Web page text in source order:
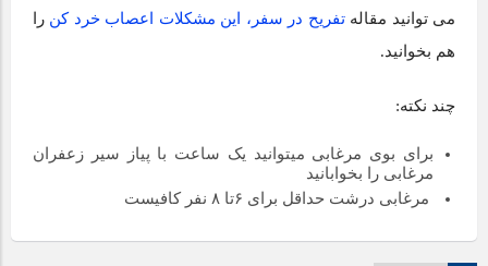
می توانید مقالهتفریح در سفر، این مشکلات اعصاب خرد کن را
هم بخوانید.
چند نکته:
برای بوی مرغابی میتوانید یک ساعت با پیاز سیر زعفران
مرغابی را بخوابانید
مرغابی درشت حداقل برای ۶تا ۸ نفر کافیست